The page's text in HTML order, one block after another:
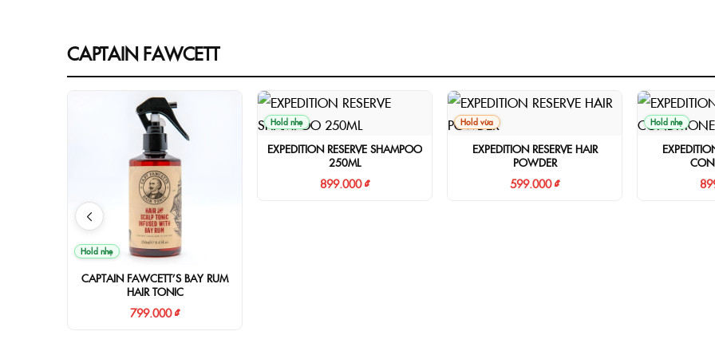
CAPTAIN FAWCETT
Hold nhẹ
CAPTAIN FAWCETT’S BAY RUM
HAIR TONIC
799.000 ₫
Hold nhẹ
EXPEDITION RESERVE SHAMPOO
250ML
899.000 ₫
Hold vừa
EXPEDITION RESERVE HAIR
POWDER
599.000 ₫
Hold nhẹ